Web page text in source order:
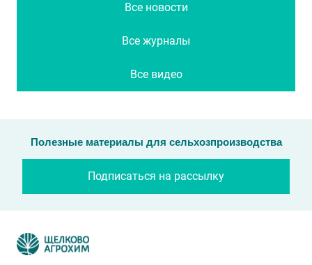
Все новости
Все журналы
Все видео
Полезные материалы для сельхозпроизводства
Подписаться на рассылку